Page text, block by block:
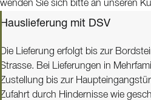
wenden Sie sich bitte an unseren
Hauslieferung mit DSV
Die Lieferung erfolgt bis zur
Strasse. Bei Lieferungen in
Zustellung bis zur
Zufahrt durch Hindernisse wie